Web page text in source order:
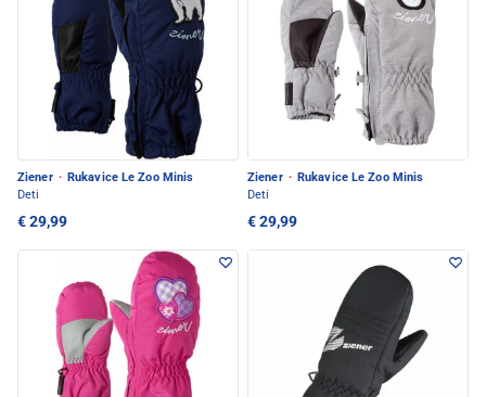
Ziener · Rukavice Le Zoo Minis
Deti
€ 29,99
Ziener · Rukavice Le Zoo Minis
Deti
€ 29,99